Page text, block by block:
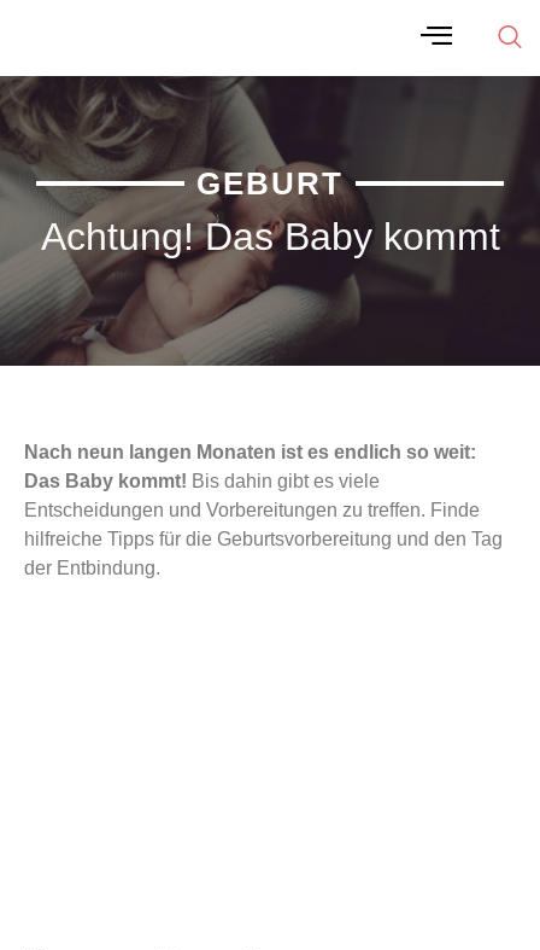
GEBURT
Achtung! Das Baby kommt
Nach neun langen Monaten ist es endlich so weit:
Das Baby kommt! Bis dahin gibt es viele
Entscheidungen und Vorbereitungen zu treffen. Finde
hilfreiche Tipps für die Geburtsvorbereitung und den Tag
der Entbindung.